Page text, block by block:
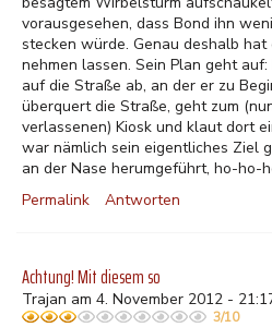
vorausgesehen, dass Bond ihn
stecken würde. Genau deshalb
nehmen lassen. Sein Plan geht
auf die Straße ab, an der er zu
überquert die Straße, geht zum
verlassenen) Kiosk und klaut dort
war nämlich sein eigentliches Ziel
an der Nase herumgeführt, ho-ho-
Permalink
Antworten
Achtung! Mit diesem so
Trajan am 4. November 2012 -
3/10